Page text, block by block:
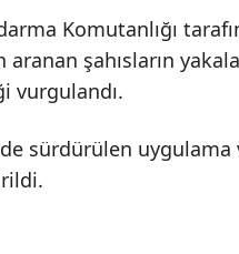
Komutanlığı
şahısların
vurgulandı.
sürdürülen